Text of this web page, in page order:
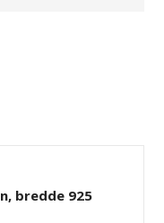
bredde 925